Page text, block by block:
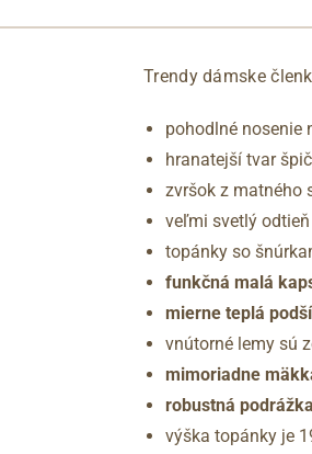
Trendy dámske
pohodlné nosenie
hranatejší tvar
zvršok z matného
veľmi svetlý
topánky so
funkčná malá
mierne teplá
vnútorné lemy sú
mimoriadne
robustná podrážka
výška topánky je